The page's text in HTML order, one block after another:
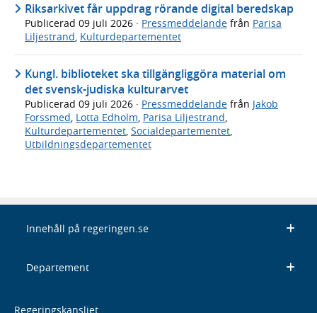
Riksarkivet får uppdrag rörande digital beredskap
Publicerad 09 juli 2026 · Pressmeddelande från Parisa
Liljestrand, Kulturdepartementet
Kungl. biblioteket ska tillgängliggöra material om
det svensk-judiska kulturarvet
Publicerad 09 juli 2026 · Pressmeddelande från Jakob
Forssmed, Lotta Edholm, Parisa Liljestrand,
Kulturdepartementet, Socialdepartementet,
Utbildningsdepartementet
Innehåll på regeringen.se
Departement
Regeringskansliet